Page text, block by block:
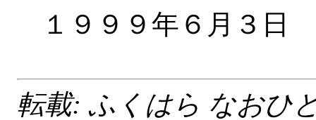
１９９９
転載: ふくはら なおひ